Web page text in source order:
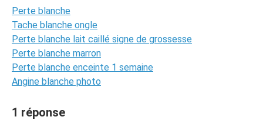
Perte blanche
Tache blanche ongle
Perte blanche lait caillé signe de grossesse
Perte blanche marron
Perte blanche enceinte 1 semaine
Angine blanche photo
1 réponse